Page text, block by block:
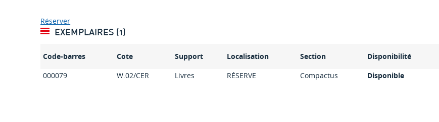
Réserver
EXEMPLAIRES (1)
Code-barres Cote Support Localisation Section
Disponibilité
000079
W.02/CER Livres RÉSERVE Compactus Disponible